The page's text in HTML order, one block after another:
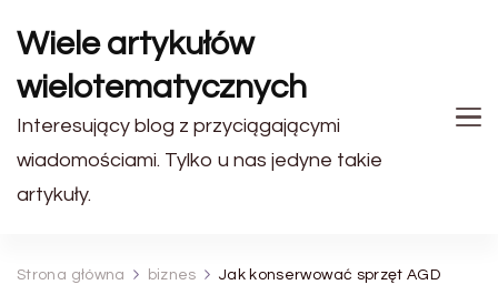
Wiele artykułów
wielotematycznych
Interesujący blog z przyciągającymi
wiadomościami. Tylko u nas jedyne takie
artykuły.
Strona główna biznes Jak konserwować sprzęt AGD